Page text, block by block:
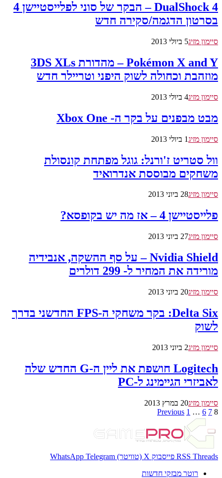
DualShock 4 – הבקר של סוני לפלייסטיישן 4
בסרטון הדגמה/סקירה חדש
סיימון מזיג5 ביולי 2013
Pokémon X and Y – מהדורת 3DS XLs
מוזהבת וכחולה לשוק היפני וטריילר חדש
סיימון מזיג4 ביולי 2013
מבט מבפנים על בקר ה- Xbox One
סיימון מזיג1 ביולי 2013
וול סטריט ז'ורנל: גוגל מפתחת קונסולת
משחקים מבוססת אנדרואיד
סיימון מזיג28 ביוני 2013
פלייסטיישן 4 – אז מה יש בקופסא?
סיימון מזיג27 ביוני 2013
Nvidia Shield – על סף ההשקה, אנבידיה
מורידה את המחיר ל- 299 דולרים
סיימון מזיג20 ביוני 2013
Delta Six: בקר משחקי ה-FPS החדשני בדרך
לשוק
סיימון מזיג2 ביוני 2013
Logitech חושפת את ליין ה-G החדש שלה
לאביזרי הגיימינג ל-PC
סיימון מזיג20 במרץ 2013
Previous 1 … 6 7 8
RSS Threads פייסבוק X (טוויטר) WhatsApp Telegram
רוטר מבזקי חדשות